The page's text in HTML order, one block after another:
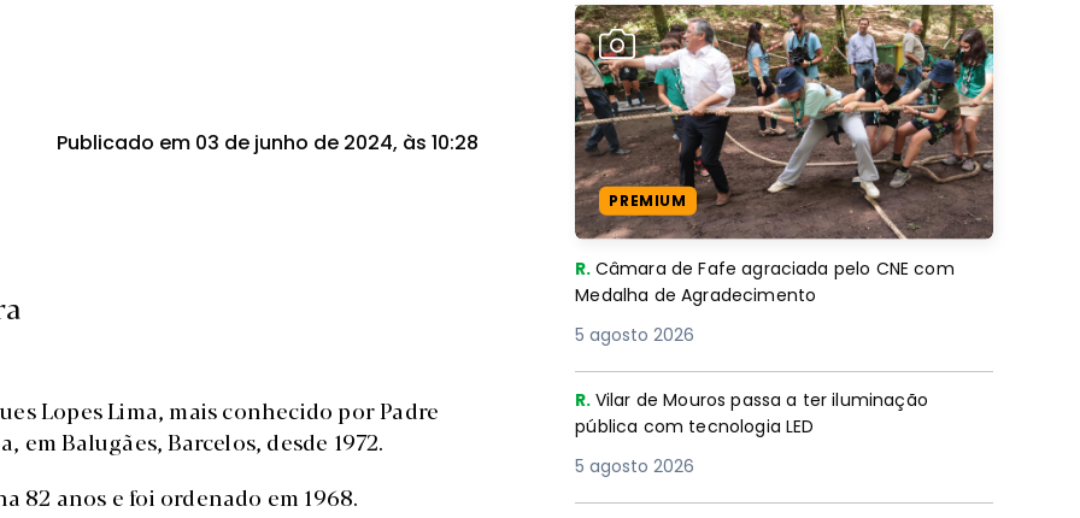
Publicado em 03 de junho de 2024, às 10:28
Lopes Lima, mais conhecido por Padre
em Balugães, Barcelos, desde 1972.
82 anos e foi ordenado em 1968.
PREMIUM
R. Câmara de Fafe agraciada pelo CNE com
Medalha de Agradecimento
5 agosto 2026
R. Vilar de Mouros passa a ter iluminação
pública com tecnologia LED
5 agosto 2026